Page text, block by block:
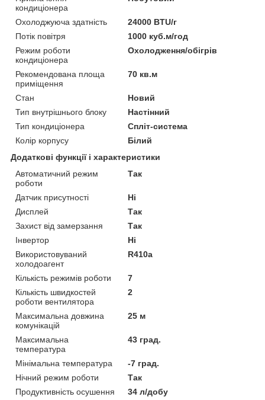
кондиціонера
Охолоджуюча здатність
24000 BTU/г
Потік повітря
1000 куб.м/год
Режим роботи
кондиціонера
Охолодження/обігрів
Рекомендована площа
приміщення
70 кв.м
Стан
Новий
Тип внутрішнього блоку
Настінний
Тип кондиціонера
Спліт-система
Колір корпусу
Білий
Додаткові функції і характеристики
Автоматичний режим
роботи
Так
Датчик присутності
Ні
Дисплей
Так
Захист від замерзання
Так
Інвертор
Ні
Використовуваний
холодоагент
R410a
Кількість режимів роботи
7
Кількість швидкостей
роботи вентилятора
2
Максимальна довжина
комунікацій
25 м
Максимальна
температура
43 град.
Мінімальна температура
-7 град.
Нічний режим роботи
Так
Продуктивність осушення
34 л/добу